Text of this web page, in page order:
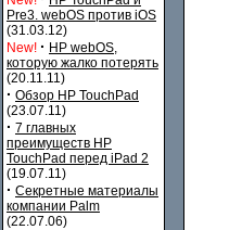
Pre3. webOS против iOS
(31.03.12)
New! · HP webOS,
которую жалко потерять
(20.11.11)
· Обзор HP TouchPad
(23.07.11)
· 7 главных
преимуществ HP
TouchPad перед iPad 2
(19.07.11)
· Секретные материалы
компании Palm
(22.07.06)